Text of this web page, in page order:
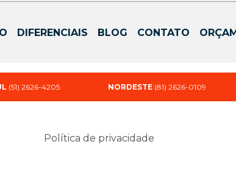
DIFERENCIAIS BLOG CONTATO
(51) 2626-4205 NORDESTE (81) 2626-0109
Política de privacidade